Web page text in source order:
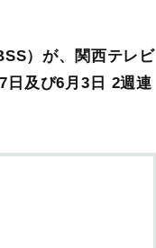
）が、関西テレビ
日及び6月3日 2週連